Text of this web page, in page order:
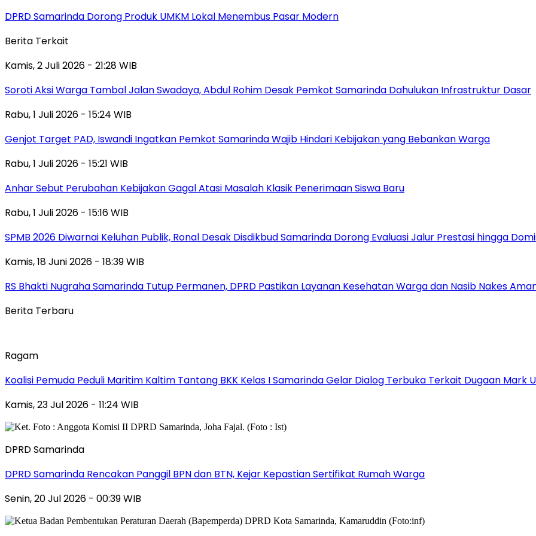
DPRD Samarinda Dorong Produk UMKM Lokal Menembus Pasar Modern
Berita Terkait
Kamis, 2 Juli 2026 - 21:28 WIB
Soroti Aksi Warga Tambal Jalan Swadaya, Abdul Rohim Desak Pemkot Samarinda Dahulukan Infrastruktur Dasar
Rabu, 1 Juli 2026 - 15:24 WIB
Genjot Target PAD, Iswandi Ingatkan Pemkot Samarinda Wajib Hindari Kebijakan yang Bebankan Warga
Rabu, 1 Juli 2026 - 15:21 WIB
Anhar Sebut Perubahan Kebijakan Gagal Atasi Masalah Klasik Penerimaan Siswa Baru
Rabu, 1 Juli 2026 - 15:16 WIB
SPMB 2026 Diwarnai Keluhan Publik, Ronal Desak Disdikbud Samarinda Dorong Evaluasi Jalur Prestasi hingga
Kamis, 18 Juni 2026 - 18:39 WIB
RS Bhakti Nugraha Samarinda Tutup Permanen, DPRD Pastikan Layanan Kesehatan Warga dan Nasib Nakes
Berita Terbaru
Ragam
Koalisi Pemuda Peduli Maritim Kaltim Tantang BKK Kelas I Samarinda Gelar Dialog Terbuka Terkait Dugaan Mark
Kamis, 23 Jul 2026 - 11:24 WIB
DPRD Samarinda
DPRD Samarinda Rencakan Panggil BPN dan BTN, Kejar Kepastian Sertifikat Rumah Warga
Senin, 20 Jul 2026 - 00:39 WIB